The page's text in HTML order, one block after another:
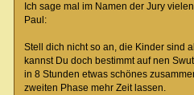
Ich sage mal im Namen der Jury
Paul:
Stell dich nicht so an, die Kinder sind
kannst Du doch bestimmt auf nen
in 8 Stunden etwas schönes
zweiten Phase mehr Zeit lassen.